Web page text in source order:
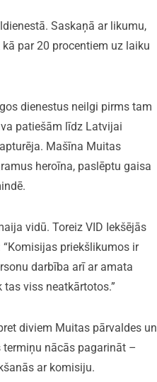
Saskaņā ar likumu,
par 20 procentiem uz laiku
dienestus neilgi pirms tam
patiešām līdz Latvijai
Mašīna Muitas
heroīna, paslēptu gaisa
vidū. Toreiz VID Iekšējās
priekšlikumos ir
darbība arī ar amata
viss neatkārtotos.”
diviem Muitas pārvaldes un
nācās pagarināt –
ar komisiju.